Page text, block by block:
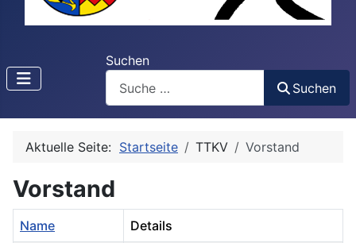
Suchen
Suchen
Aktuelle Seite: Startseite TTKV Vorstand
Vorstand
Name Details